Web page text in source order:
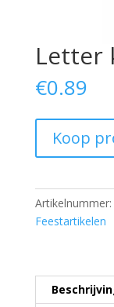
Letter
€0.89
Koop
Artikelnummer:
Feestartikelen